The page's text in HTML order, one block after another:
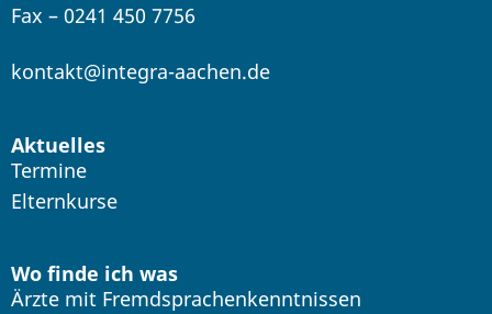
Fax – 0241 450 7756
kontakt@integra-aachen.de
Aktuelles
Termine
Elternkurse
Wo finde ich was
Ärzte mit Fremdsprachenkenntnissen